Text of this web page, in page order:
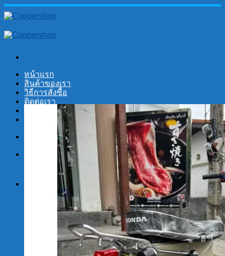
Skip
to
หน้าแรก
สินค้าของเรา
วิธีการสั่งซื้อ
ติดต่อเรา
No products in the cart.
Search
No products in the cart.